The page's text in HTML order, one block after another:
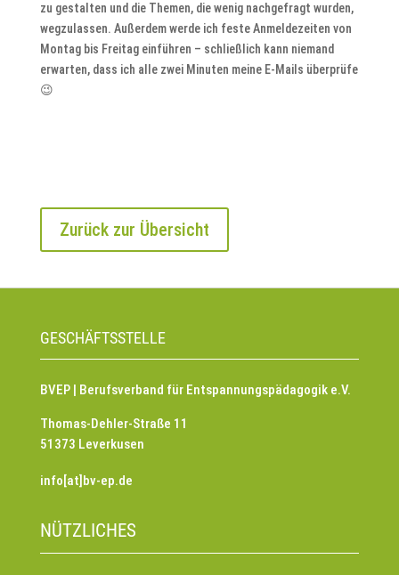
zu gestalten und die Themen, die wenig nachgefragt wurden,
wegzulassen. Außerdem werde ich feste Anmeldezeiten von
Montag bis Freitag einführen – schließlich kann niemand
erwarten, dass ich alle zwei Minuten meine E-Mails überprüfe
😉
Zurück zur Übersicht
GESCHÄFTSSTELLE
BVEP | Berufsverband für Entspannungspädagogik e.V.
Thomas-Dehler-Straße 11
51373 Leverkusen
info[at]bv-ep.de
NÜTZLICHES